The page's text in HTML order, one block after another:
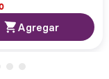
Agregar